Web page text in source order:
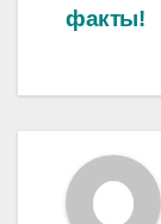
факты!